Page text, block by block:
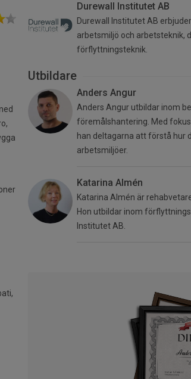
Durewall Institutet AB
Durewall Institutet AB
arbetsmiljö och arbetsteknik,
förflyttningsteknik.
Utbildare
Anders Angur
Anders Angur utbildar inom
föremålshantering. Med
han deltagarna att förstå hur
arbetsmiljöer.
Katarina Almén
Katarina Almén är
Hon utbildar inom
Institutet AB.